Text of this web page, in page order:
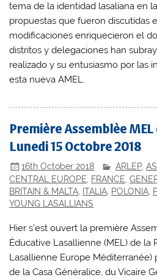
tema de la identidad lasaliana en
propuestas que fueron discutidas
modificaciones enriquecieron el
distritos y delegaciones han
realizado y su entusiasmo por las
esta nueva AMEL.
Première Assemblèe MEL
Lunedi 15 Octobre 2018
16th October 2018 ARLEP,
CENTRAL EUROPE
FRANCE ,
BRITAIN & MALTA
ITALIA POLONIA
YOUNG LASALLIANS
Hier s’est ouvert la première
Éducative Lasallienne (MEL) de la
Lasallienne Europe Méditerranée)
de la Casa Généralice, du Vicaire